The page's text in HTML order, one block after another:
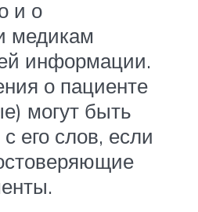
и о
медикам
информации.
о пациенте
могут быть
его слов, если